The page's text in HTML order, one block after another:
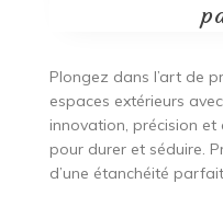
Plongez dans l’art de
espaces extérieurs
innovation, précision
pour durer et séduire.
d’une étanchéité